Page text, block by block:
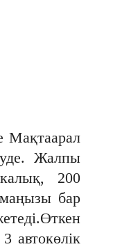
Мақтаарал
Жалпы
200
бар
автокөлік